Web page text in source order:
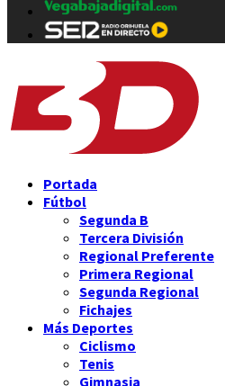
Portada
Fútbol
Segunda B
Tercera División
Regional Preferente
Primera Regional
Segunda Regional
Fichajes
Más Deportes
Ciclismo
Tenis
Gimnasia